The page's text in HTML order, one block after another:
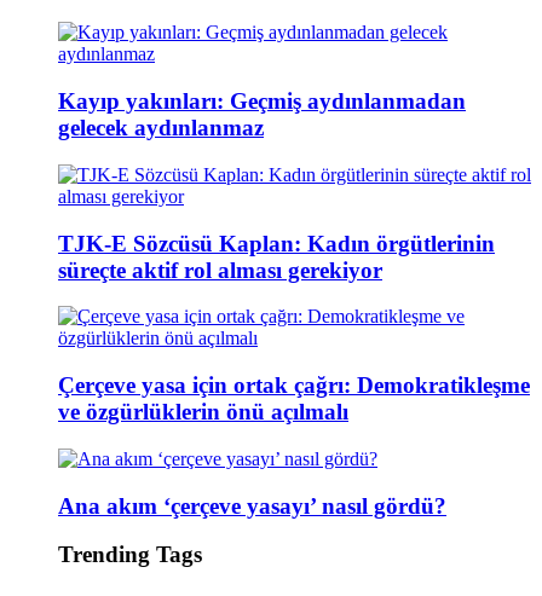
Kayıp yakınları: Geçmiş aydınlanmadan
gelecek aydınlanmaz
TJK-E Sözcüsü Kaplan: Kadın örgütlerinin
süreçte aktif rol alması gerekiyor
Çerçeve yasa için ortak çağrı: Demokratikleşme
ve özgürlüklerin önü açılmalı
Ana akım ‘çerçeve yasayı’ nasıl gördü?
Trending Tags